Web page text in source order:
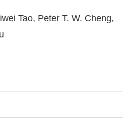
Tao, Peter T. W. Cheng,